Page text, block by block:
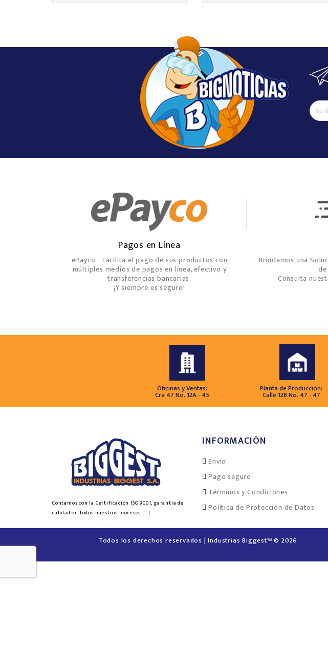
Pagos en Línea
ePayco - Facilita el pago de sus productos con
múltiples medios de pagos en línea, efectivo y
transferencias bancarias.
¡Y siempre es seguro!
Brindamos una
Consulta
Oficinas y Ventas:
Cra 47 No. 12A - 45
Planta de Producción:
Calle 12B No. 47 - 47
Contamos con la Certificación ISO 9001, garantía de
calidad en todos nuestros procesos [...]
INFORMACIÓN
Envío
Pago seguro
Términos y Condiciones
Política de Protección de Datos
Todos los derechos reservados | Industrias Biggest™ © 2026